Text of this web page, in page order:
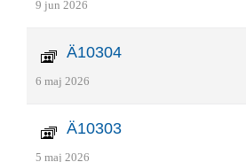
9 jun 2026
Ä10304
6 maj 2026
Ä10303
5 maj 2026